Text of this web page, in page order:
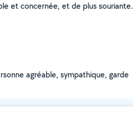
et concernée, et de plus souriante.
agréable, sympathique, garde